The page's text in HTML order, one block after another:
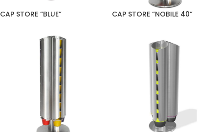
CAP STORE “BLUE” CAP STORE “NOBILE 40”